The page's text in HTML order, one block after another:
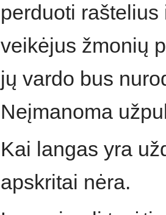
perduoti
veikėjus žmonių
jų vardo bus
Neįmanoma
Kai langas yra
apskritai nėra.